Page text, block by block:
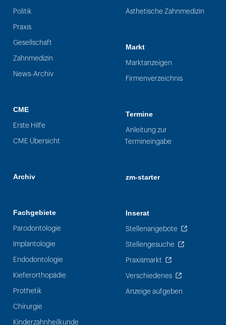
Politik
Praxis
Gesellschaft
Zahnmedizin
News-Archiv
CME
Erste Hilfe
CME Übersicht
Archiv
Fachgebiete
Parodontologie
Implantologie
Endodontologie
Kieferorthopädie
Prothetik
Chirurgie
Kinderzahnheilkunde
Ästhetische Zahnmedizin
Markt
Marktanzeigen
Firmenverzeichnis
Termine
Anleitung zur
Termineingabe
zm-starter
Inserat
Stellenangebote
Stellengesuche
Praxismarkt
Verschiedenes
Anzeige aufgeben